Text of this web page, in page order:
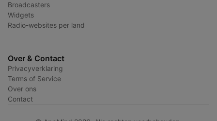
Broadcasters
Widgets
Radio-websites per land
Over & Contact
Privacyverklaring
Terms of Service
Over ons
Contact